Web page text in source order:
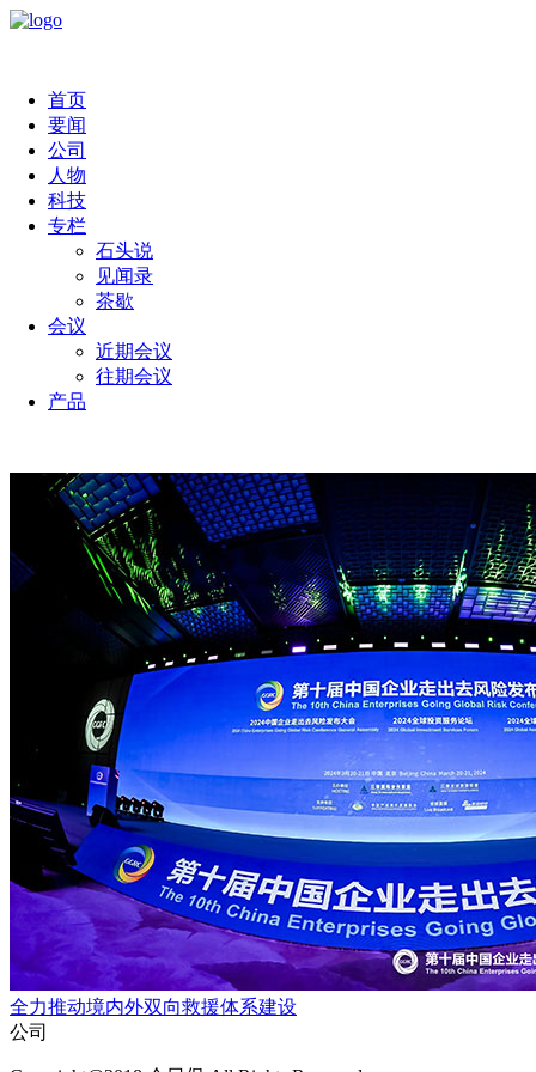
首页
要闻
公司
人物
科技
专栏
石头说
见闻录
茶歇
会议
近期会议
往期会议
产品
全力推动境内外双向救援体系建设
公司